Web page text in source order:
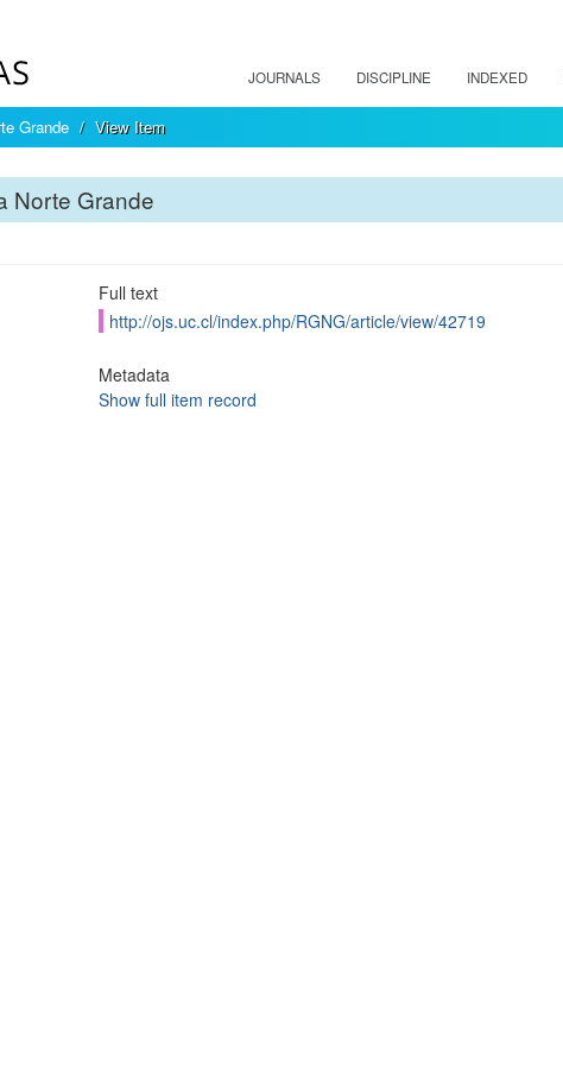
JOURNALS DISCIPLINE INDEXED
Grande View Item
Norte Grande
Full text
http://ojs.uc.cl/index.php/RGNG/article/view/42719
Metadata
Show full item record